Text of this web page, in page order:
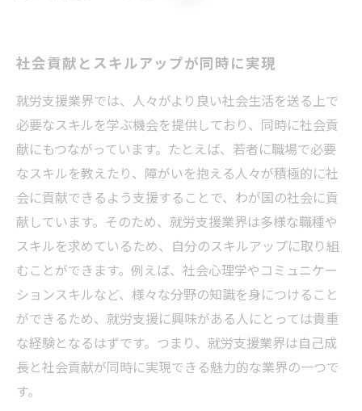
社会貢献とスキルアップが同時に実現
就労支援業界では、人々がより良い社会生活を送る上で
必要なスキルを学ぶ機会を提供しており、同時に社会貢
献にもつながっています。たとえば、若者に職場で必要
なスキルを教えたり、障がいを抱える人々が積極的に社
会に貢献できるよう支援することで、わが国の社会に貢
献しています。そのため、就労支援業界は多様な職種や
スキルを求めているため、自分のスキルアップに取り組
むことができます。例えば、社会心理学やコミュニケー
ションスキルなど、様々な分野の知識を身につけること
ができるため、就労支援に興味がある人にとっては貴重
な経験となるはずです。つまり、就労支援業界は自己成
長と社会貢献が同時に実現できる魅力的な業界の一つで
す。